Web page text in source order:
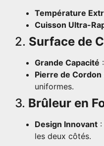
Température
Cuisson Ultra-
2. Surface de
Grande Capacité
Pierre de Cordon
uniformes.
3. Brûleur en
Design Innovant
les deux côtés.